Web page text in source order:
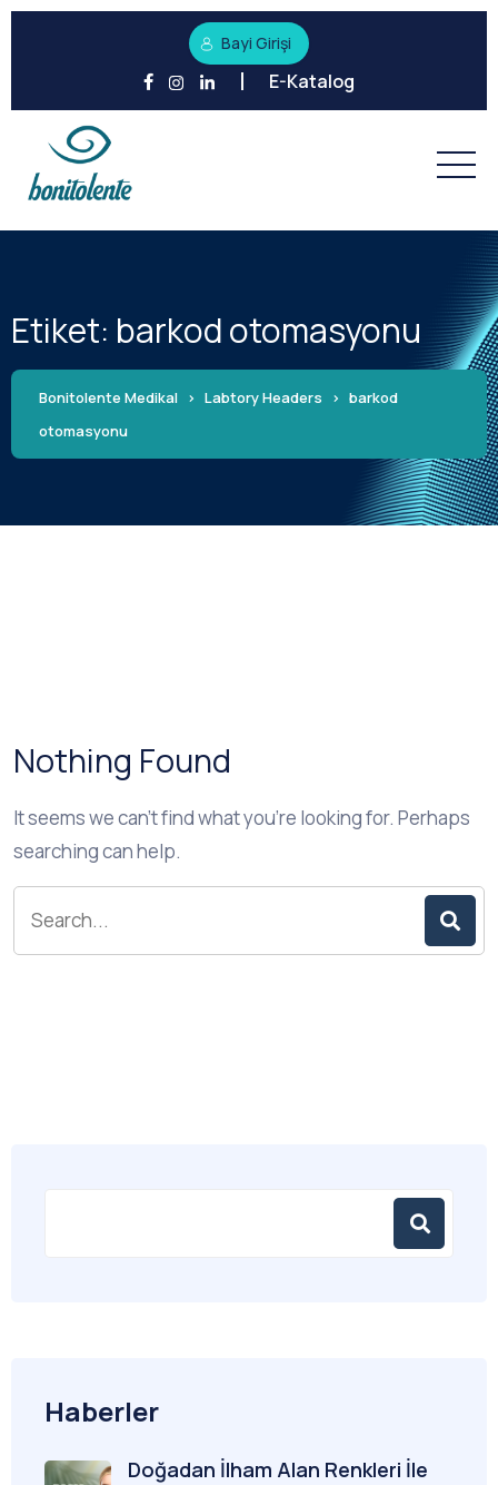
Bayi Girişi
E-Katalog
Etiket: barkod otomasyonu
Bonitolente Medikal > Labtory Headers > barkod
otomasyonu
Nothing Found
It seems we can’t find what you’re looking for. Perhaps
searching can help.
Haberler
Doğadan İlham Alan Renkleri İle